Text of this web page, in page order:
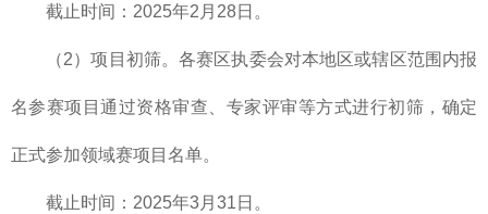
截止时间：2025年2月28日。
（2）项目初筛。各赛区执委会对本地区或辖区范围内报
名参赛项目通过资格审查、专家评审等方式进行初筛，确定
正式参加领域赛项目名单。
截止时间：2025年3月31日。